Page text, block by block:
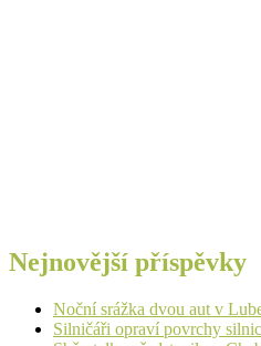
Nejnovější příspěvky
Noční srážka dvou aut v
Silničáři opraví povrchy